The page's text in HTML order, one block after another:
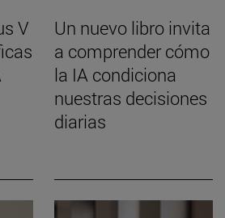
V
Un nuevo libro invita
a comprender cómo
la IA condiciona
nuestras decisiones
diarias